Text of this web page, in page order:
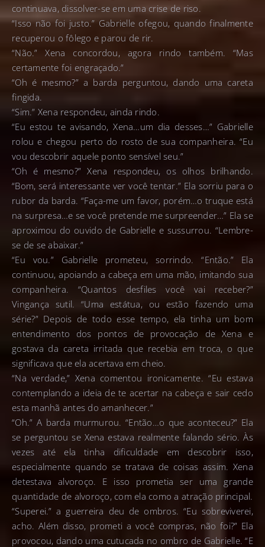
continuava, dissolver-se em uma crise de riso.
“Isso não foi justo.” Gabrielle ofegou, quando finalmente
recuperou o fôlego e parou de rir.
“Não.” Xena concordou, agora rindo também. “Mas
certamente foi engraçado.”
“Oh é mesmo?” a barda perguntou, dando uma careta
fingida.
“Sim.” Xena respondeu, ainda rindo.
“Eu estou te avisando, Xena…um dia desses…” Gabrielle
rolou e chegou perto do rosto de sua companheira. “Eu
vou descobrir aquele ponto sensível seu.”
“Oh é mesmo?” Xena respondeu, os olhos brilhando.
“Bom, será interessante ver você tentar.” Ela sorriu para o
rubor da barda. “Faça-me um favor, porém…o truque está
na surpresa…e se você pretende me surpreender…” Ela se
aproximou do ouvido de Gabrielle e sussurrou. “Lembre-
se de se abaixar.”
“Eu vou.” Gabrielle prometeu, sorrindo. “Então.” Ela
continuou, apoiando a cabeça em uma mão, imitando sua
companheira. “Quantos desfiles você vai receber?”
Vingança sutil. “Uma estátua, ou estão fazendo uma
série?” Depois de todo esse tempo, ela tinha um bom
entendimento dos pontos de provocação de Xena e
gostava da careta irritada que recebia em troca, o que
significava que ela acertava em cheio.
“Na verdade,” Xena comentou ironicamente. “Eu estava
contemplando a ideia de te acertar na cabeça e sair cedo
esta manhã antes do amanhecer.”
“Oh.” A barda murmurou. “Então…o que aconteceu?” Ela
se perguntou se Xena estava realmente falando sério. Às
vezes até ela tinha dificuldade em descobrir isso,
especialmente quando se tratava de coisas assim. Xena
detestava alvoroço. E isso prometia ser uma grande
quantidade de alvoroço, com ela como a atração principal.
“Superei.” a guerreira deu de ombros. “Eu sobreviverei,
acho. Além disso, prometi a você compras, não foi?” Ela
provocou, dando uma cutucada no ombro de Gabrielle. “E